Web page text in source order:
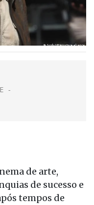
de arte,
de sucesso e
tempos de